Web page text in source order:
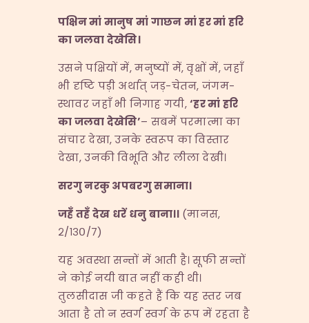
पक्षिनमांमानुषमांगाछनमांहरमांहरि
काजलवादेखेसि।
उसने पक्षियों में, मनुष्यों में, वृक्षों में, जहाँ
भी दृष्टि पड़ी अर्थात् जड़-चेतन, जंगम-
स्थावर जहाँ भी निगाह गयी,‘हरमांहरि
काजलवादेखेसि’– सबमें परमात्मा का
संचार देखा, उनके स्वरूप का विस्तार
देखा, उनकी विभूति और लीला देखी।
सरगुनरकुअपबरगुसमाना।
जहँतहँदेख धरेंधनुबाना।। (मानस,
२/१३०/७)
यह अवस्था सन्तों में आती है। सूफी सन्तों
ने कोई नयी बात नहीं कही थी।
तुलसीदास जी कहते हैं कि यह स्तर जब
आता है तो न स्वर्ग स्वर्ग के रूप में रहता है